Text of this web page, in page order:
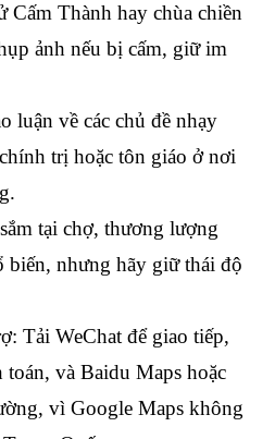
Cấm Thành hay chùa chiền
ảnh nếu bị cấm, giữ im
luận về các chủ đề nhạy
trị hoặc tôn giáo ở nơi
tại chợ, thương lượng
biến, nhưng hãy giữ thái độ
Tải WeChat để giao tiếp,
và Baidu Maps hoặc
vì Google Maps không